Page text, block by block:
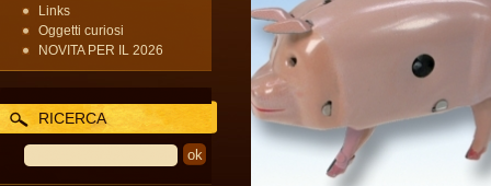
Links
Oggetti curiosi
NOVITA PER IL 2026
RICERCA